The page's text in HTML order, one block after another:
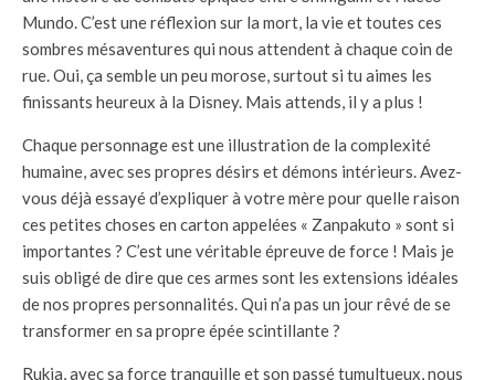
Mundo. C’est une réflexion sur la mort, la vie et toutes ces
sombres mésaventures qui nous attendent à chaque coin de
rue. Oui, ça semble un peu morose, surtout si tu aimes les
finissants heureux à la Disney. Mais attends, il y a plus !
Chaque personnage est une illustration de la complexité
humaine, avec ses propres désirs et démons intérieurs. Avez-
vous déjà essayé d’expliquer à votre mère pour quelle raison
ces petites choses en carton appelées « Zanpakuto » sont si
importantes ? C’est une véritable épreuve de force ! Mais je
suis obligé de dire que ces armes sont les extensions idéales
de nos propres personnalités. Qui n’a pas un jour rêvé de se
transformer en sa propre épée scintillante ?
Rukia, avec sa force tranquille et son passé tumultueux, nous